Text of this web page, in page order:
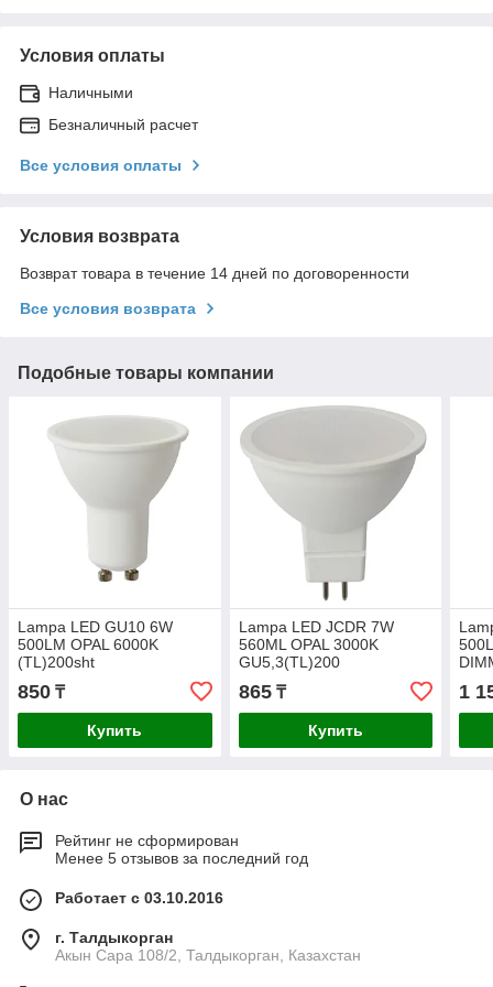
Условия оплаты
Наличными
Безналичный расчет
Все условия оплаты
Условия возврата
Возврат товара в течение 14 дней по договоренности
Все условия возврата
Подобные товары компании
Lampa LED GU10 6W
500LM OPAL 6000K
(TL)200sht
850 ₸
Купить
Lampa LED JCDR 7W
560ML OPAL 3000K
GU5,3(TL)200
865₸
Купить
1
О нас
Рейтинг не сформирован
Менее 5 отзывов за последний год
Работает с 03.10.2016
г. Талдыкорган
Акын Сара 108/2, Талдыкорган, Казахстан